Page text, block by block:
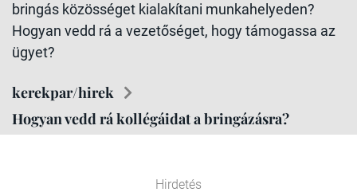
bringás közösséget kialakítani munkahelyeden?
Hogyan vedd rá a vezetőséget, hogy támogassa az
ügyet?
kerekpar/hirek
Hogyan vedd rá kollégáidat a bringázásra?
Hirdetés